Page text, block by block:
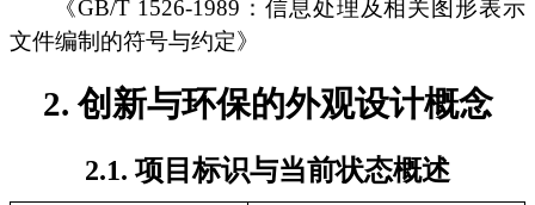
《GB/T 1526-1989：信息处理及相关图形表示
文件编制的符号与约定》
2. 创新与环保的外观设计概念
2.1. 项目标识与当前状态概述